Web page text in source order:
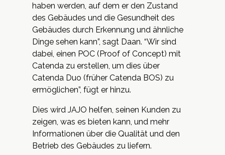
haben werden, auf dem er den Zustand
des Gebäudes und die Gesundheit des
Gebäudes durch Erkennung und ähnliche
Dinge sehen kann”, sagt Daan. “Wir sind
dabei, einen POC (Proof of Concept) mit
Catenda zu erstellen, um dies über
Catenda Duo (früher Catenda BOS) zu
ermöglichen”, fügt er hinzu.
Dies wird JAJO helfen, seinen Kunden zu
zeigen, was es bieten kann, und mehr
Informationen über die Qualität und den
Betrieb des Gebäudes zu liefern.